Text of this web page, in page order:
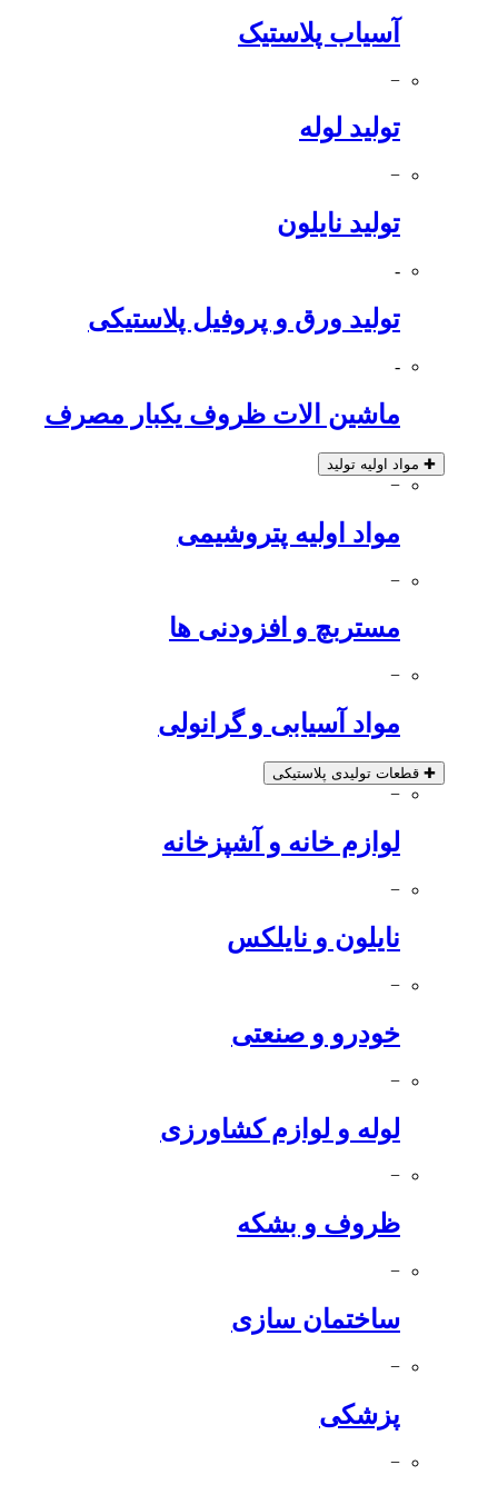
آسیاب پلاستیک
−
تولید لوله
−
تولید نایلون
-
تولید ورق و پروفیل پلاستیکی
-
ماشین الات ظروف یکبار مصرف
✚ مواد اولیه تولید
−
مواد اولیه پتروشیمی
−
مستربچ و افزودنی ها
−
مواد آسیابی و گرانولی
✚ قطعات تولیدی پلاستیکی
−
لوازم خانه و آشپزخانه
−
نایلون و نایلکس
−
خودرو و صنعتی
−
لوله و لوازم کشاورزی
−
ظروف و بشکه
−
ساختمان سازی
−
پزشکی
−